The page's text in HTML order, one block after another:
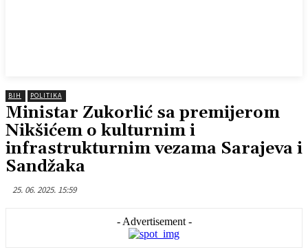
BIH POLITIKA
Ministar Zukorlić sa premijerom
Nikšićem o kulturnim i
infrastrukturnim vezama Sarajeva i
Sandžaka
25. 06. 2025. 15:59
- Advertisement -